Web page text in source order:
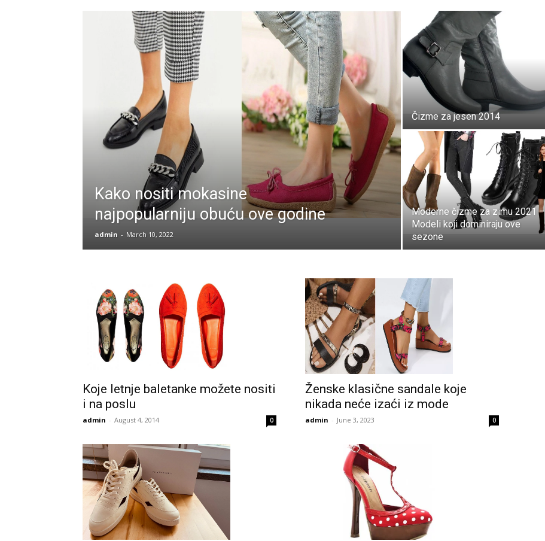
Kako nositi mokasine
najpopularniju obuću ove godine
admin - March 10, 2022
Čizme za jesen 2014
Moderne čizme za zimu 2021 –
Modeli koji dominiraju ove
sezone
Koje letnje baletanke možete nositi
i na poslu
admin - August 4, 2014 0
Ženske klasične sandale koje
nikada neće izaći iz mode
admin - June 3, 2023 0